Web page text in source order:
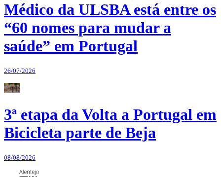
Médico da ULSBA está entre os
“60 nomes para mudar a
saúde” em Portugal
26/07/2026
3ª etapa da Volta a Portugal em
Bicicleta parte de Beja
08/08/2026